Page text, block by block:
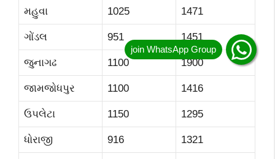
મહુવા 1025 1471
ગોંડલ 951 1451
જુનાગઢ 1100 1900
જામજોધપુર 1100 1416
ઉપલેટા 1150 1295
ધોરાજી 916 1321